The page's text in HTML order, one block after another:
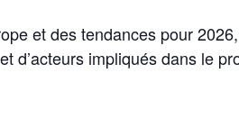
et des tendances pour 2026,
d’acteurs impliqués dans le